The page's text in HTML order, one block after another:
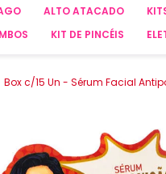
ALTO ATACADO
KIT DE PINCÉIS
Box c/15 Un - Sérum Facial